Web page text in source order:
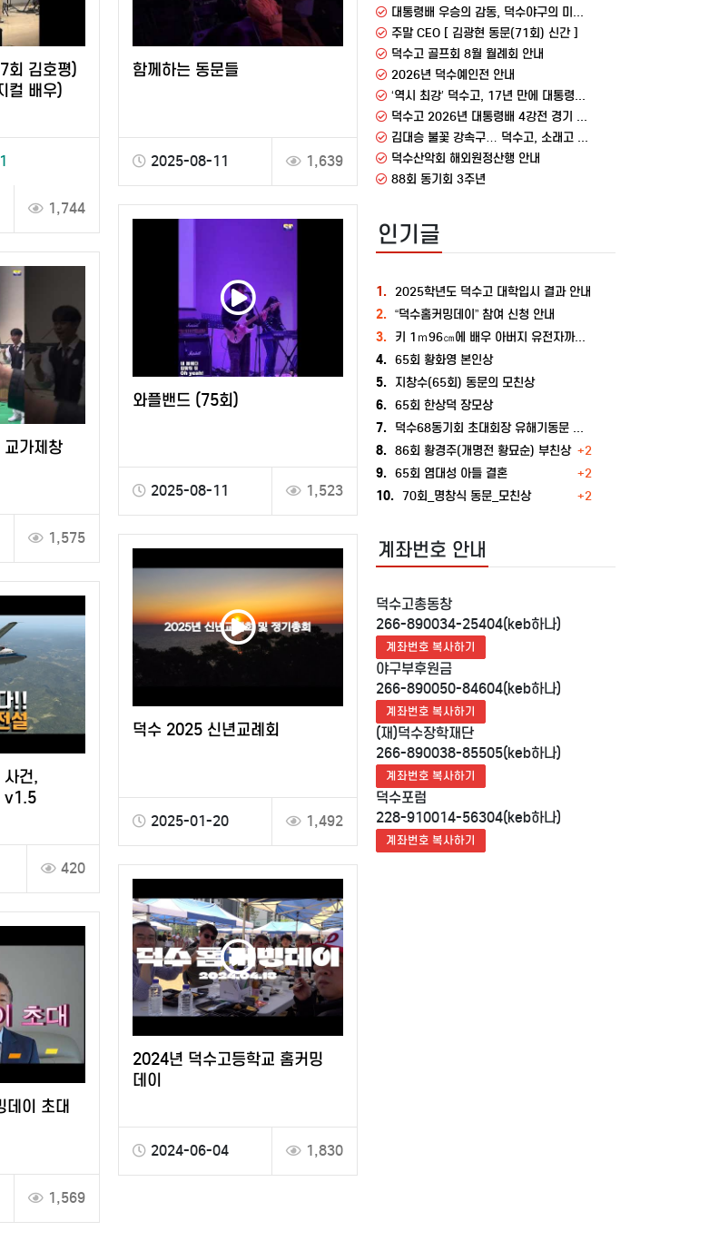
회 김호평)
컬 배우)
1
1,744
함께하는 동문들
2025-08-11 1,639
와플밴드 (75회)
2025-08-11 1,523
가제창
1,575
덕수 2025 신년교례회
2025-01-20 1,492
사건,
v1.5
420
2024년 덕수고등학교 홈커밍
데이
2024-06-04 1,830
이 초대
1,569
대통령배 우승의 감동, 덕수야구의 미래를 함께 만들어 주십시오
주말 CEO [ 김광현 동문(71회) 신간 ]
덕수고 골프회 8월 월례회 안내
2026년 덕수예인전 안내
‘역시 최강’ 덕수고, 17년 만에 대통령배 우승…포수 설재민 눈물의 MVP
덕수고 2026년 대통령배 4강전 경기 안내
김대승 불꽃 강속구… 덕수고, 소래고 꺾고 대통령배 4강행
덕수산악회 해외원정산행 안내
88회 동기회 3주년
인기글
1. 2025학년도 덕수고 대학입시 결과 안내
2. “덕수홈커밍데이” 참여 신청 안내
3.
키 1ｍ96㎝에 배우 아버지 유전자까지…덕수고 승리 이끈 유희동
4. 65회 황화영 본인상
5. 지창수(65회) 동문의 모친상
6. 65회 한상덕 장모상
7.
덕수68동기회 초대회장 유해기동문 빙모상
8. 86회 황경주(개명전 황묘순) 부친상 +2
9. 65회 염대성 아들 결혼
+2
10. 70회_명창식 동문_모친상 +2
계좌번호 안내
덕수고총동창
266-890034-25404(keb하나)
계좌번호 복사하기
야구부후원금
266-890050-84604(keb하나)
계좌번호 복사하기
(재)덕수장학재단
266-890038-85505(keb하나)
계좌번호 복사하기
덕수포럼
228-910014-56304(keb하나)
계좌번호 복사하기